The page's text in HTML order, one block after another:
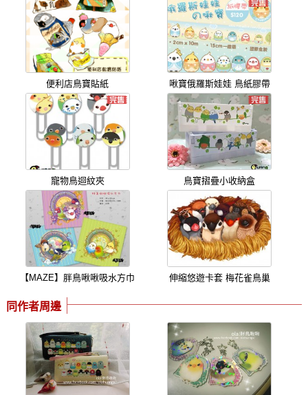
便利店鳥寶貼紙 啾寶俄羅斯娃娃 鳥紙膠帶
寵物鳥迴紋夾 鳥寶摺疊小收納盒
【MAZE】胖鳥啾啾吸水方巾 伸縮悠遊卡套 梅花雀鳥巢
同作者周邊